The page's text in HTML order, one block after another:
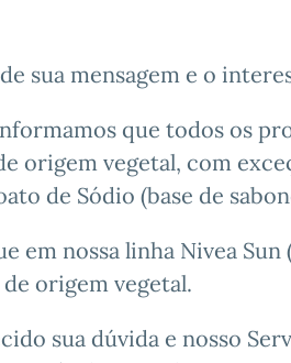
sua mensagem e o
que todos os
origem vegetal, com
de Sódio (base de
em nossa linha Nivea
origem vegetal.
sua dúvida e nosso